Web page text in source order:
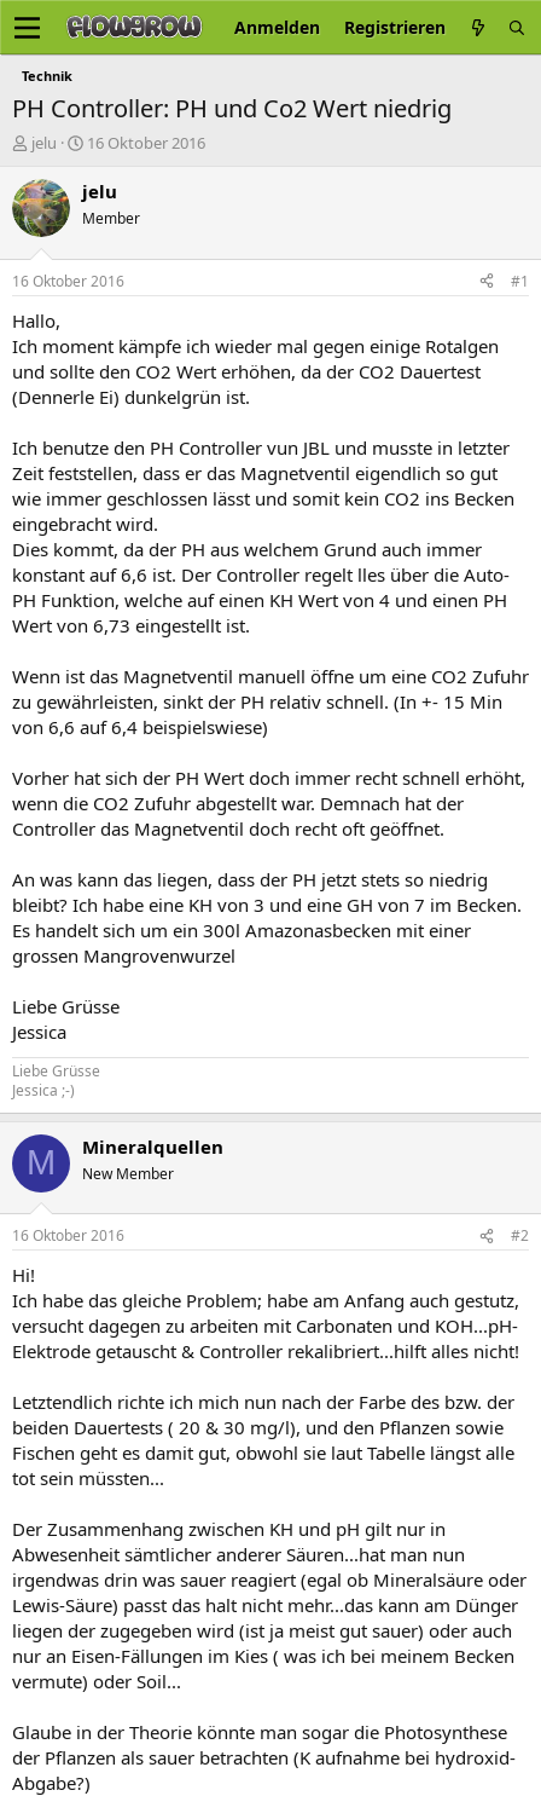
Anmelden Registrieren
Technik
PH Controller: PH und Co2 Wert niedrig
E
s
t
e
e
r
jelu
E
s
t
e
t
16 Oktober 2016
jelu
Member
16 Oktober 2016 #1
Hallo,
Ich moment kämpfe ich wieder mal gegen einige Rotalgen
und sollte den CO2 Wert erhöhen, da der CO2 Dauertest
(Dennerle Ei) dunkelgrün ist.
Ich benutze den PH Controller vun JBL und musste in letzter
Zeit feststellen, dass er das Magnetventil eigendlich so gut
wie immer geschlossen lässt und somit kein CO2 ins Becken
eingebracht wird.
Dies kommt, da der PH aus welchem Grund auch immer
konstant auf 6,6 ist. Der Controller regelt lles über die Auto-
PH Funktion, welche auf einen KH Wert von 4 und einen PH
Wert von 6,73 eingestellt ist.
Wenn ist das Magnetventil manuell öffne um eine CO2 Zufuhr
zu gewährleisten, sinkt der PH relativ schnell. (In +- 15 Min
von 6,6 auf 6,4 beispielswiese)
Vorher hat sich der PH Wert doch immer recht schnell erhöht,
wenn die CO2 Zufuhr abgestellt war. Demnach hat der
Controller das Magnetventil doch recht oft geöffnet.
An was kann das liegen, dass der PH jetzt stets so niedrig
bleibt? Ich habe eine KH von 3 und eine GH von 7 im Becken.
Es handelt sich um ein 300l Amazonasbecken mit einer
grossen Mangrovenwurzel
Liebe Grüsse
Jessica
Liebe Grüsse
Jessica ;-)
M Mineralquellen
New Member
16 Oktober 2016 #2
Hi!
Ich habe das gleiche Problem; habe am Anfang auch gestutz,
versucht dagegen zu arbeiten mit Carbonaten und KOH...pH-
Elektrode getauscht & Controller rekalibriert...hilft alles nicht!
Letztendlich richte ich mich nun nach der Farbe des bzw. der
beiden Dauertests ( 20 & 30 mg/l), und den Pflanzen sowie
Fischen geht es damit gut, obwohl sie laut Tabelle längst alle
tot sein müssten...
Der Zusammenhang zwischen KH und pH gilt nur in
Abwesenheit sämtlicher anderer Säuren...hat man nun
irgendwas drin was sauer reagiert (egal ob Mineralsäure oder
Lewis-Säure) passt das halt nicht mehr...das kann am Dünger
liegen der zugegeben wird (ist ja meist gut sauer) oder auch
nur an Eisen-Fällungen im Kies ( was ich bei meinem Becken
vermute) oder Soil...
Glaube in der Theorie könnte man sogar die Photosynthese
der Pflanzen als sauer betrachten (K aufnahme bei hydroxid-
Abgabe?)